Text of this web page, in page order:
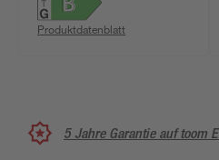
Produktdatenblatt
5 Jahre Garantie auf toom